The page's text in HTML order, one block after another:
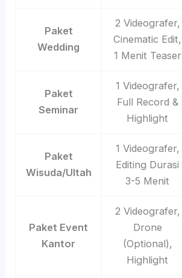
Paket
Wedding
2 Videografer,
Cinematic Edit,
1 Menit Teaser
Paket
Seminar
1 Videografer,
Full Record &
Highlight
Paket
Wisuda/Ultah
1 Videografer,
Editing Durasi
3-5 Menit
Paket Event
Kantor
2 Videografer,
Drone
(Optional),
Highlight